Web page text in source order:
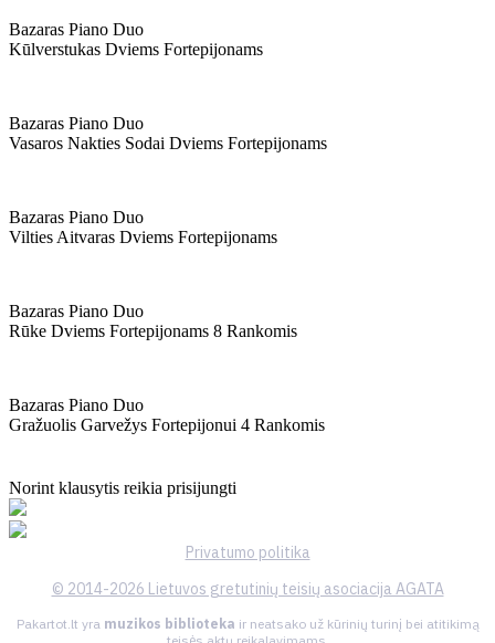
Bazaras Piano Duo
Kūlverstukas Dviems Fortepijonams
Bazaras Piano Duo
Vasaros Nakties Sodai Dviems Fortepijonams
Bazaras Piano Duo
Vilties Aitvaras Dviems Fortepijonams
Bazaras Piano Duo
Rūke Dviems Fortepijonams 8 Rankomis
Bazaras Piano Duo
Gražuolis Garvežys Fortepijonui 4 Rankomis
Norint klausytis reikia prisijungti
Privatumo politika
© 2014-2026 Lietuvos gretutinių teisių asociacija AGATA
Pakartot.lt yra muzikos biblioteka ir neatsako už kūrinių turinį bei atitikimą